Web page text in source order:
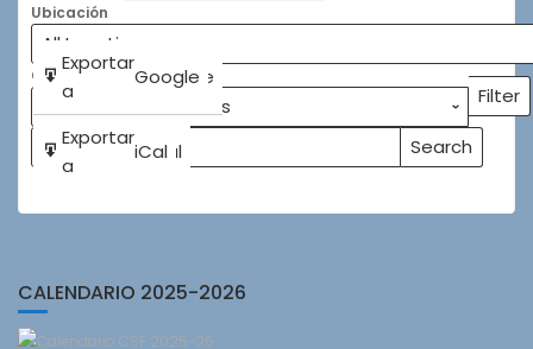
Subscribe
in
Google
Subscribe
in
iCal
Exportar
a
Google
Exportar
a
iCal
Ubicación
Categorías
Filter
Buscar
Search
Events
CALENDARIO 2025-2026